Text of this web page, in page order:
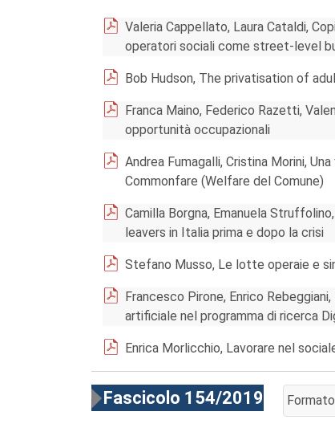
Valeria Cappellato, Laura Cataldi,
operatori sociali come street-level
Bob Hudson, The privatisation of
Franca Maino, Federico Razetti,
opportunità occupazionali
Andrea Fumagalli, Cristina Morini,
Commonfare (Welfare del Comune)
Camilla Borgna, Emanuela
leavers in Italia prima e dopo la crisi
Stefano Musso, Le lotte operaie e
Francesco Pirone, Enrico
artificiale nel programma di ricerca
Enrica Morlicchio, Lavorare nel
Fascicolo 154/2019